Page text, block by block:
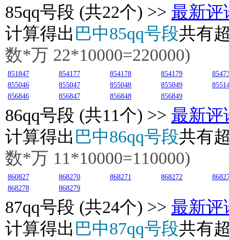
85qq号段 (共22个) >> 最新评
计算得出 巴中85qq号段共有
数*万 22*10000=220000)
851847 854177 854178 854179
855046
855047 855048 855049
856846
856847 856848 856849
86qq号段 (共11个) >> 最新评
计算得出 巴中86qq号段共有
数*万 11*10000=110000)
860827 868270 868271 868272
868278
868279
87qq号段 (共24个) >> 最新评
计算得出 巴中87qq号段共有